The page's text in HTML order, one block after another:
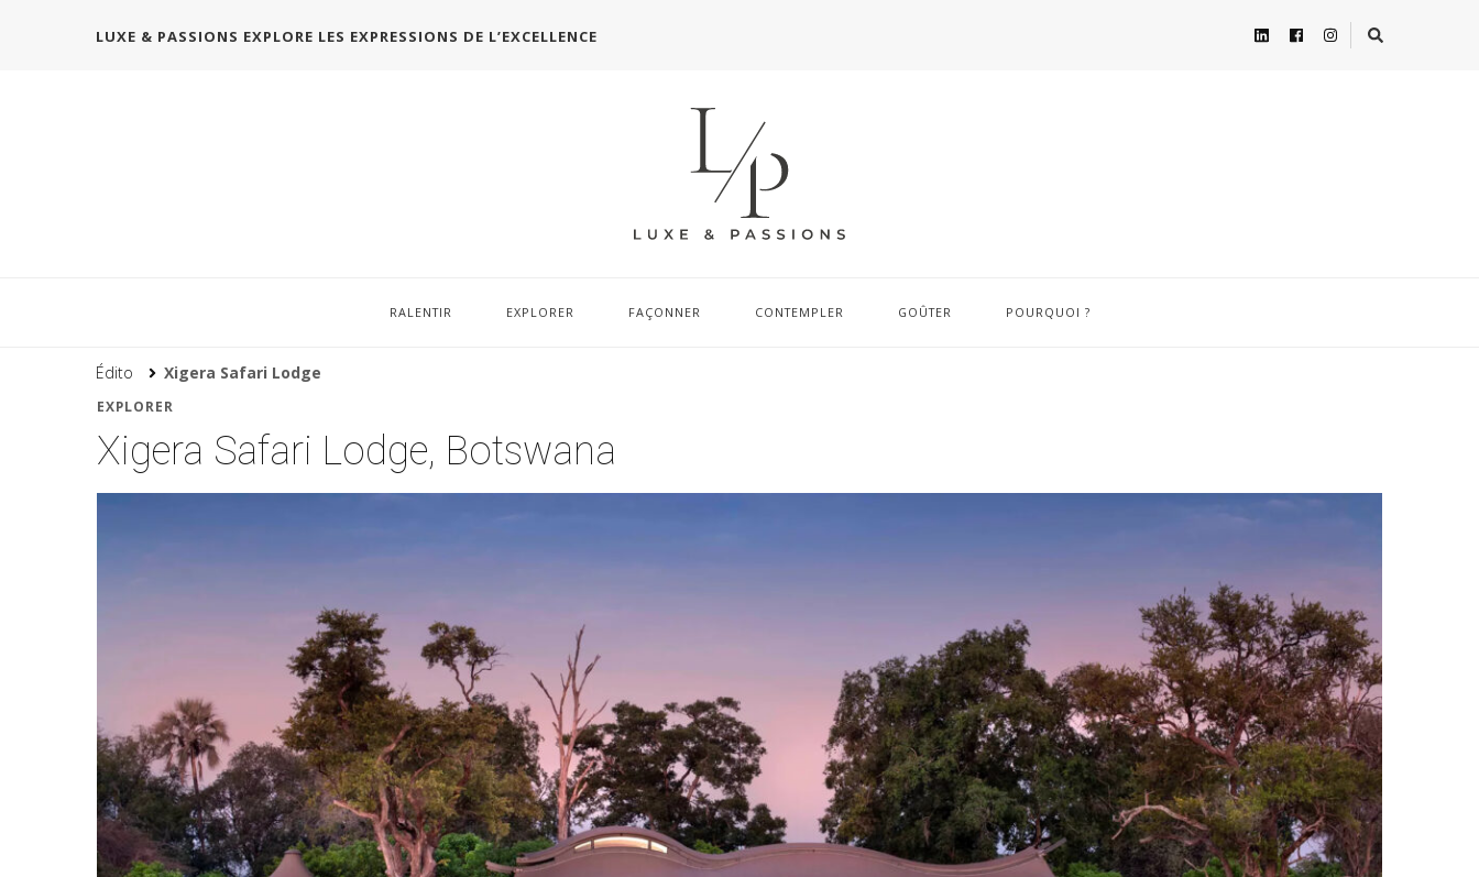
LUXE & PASSIONS EXPLORE LES EXPRESSIONS DE L’EXCELLENCE
RALENTIR EXPLORER FAÇONNER CONTEMPLER GOÛTER POURQUOI ?
Édito Xigera Safari Lodge
EXPLORER
Xigera Safari Lodge, Botswana